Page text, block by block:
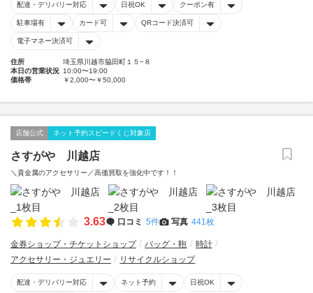
配達・デリバリー対応 日祝OK クーポン有
駐車場有 カード可 QRコード決済可
電子マネー決済可
住所
埼玉県川越市脇田町１５−８
本日の営業状況 10:00〜19:00
価格帯
￥2,000〜￥50,000
店舗公式 ネット予約スピードくじ対象店
さすがや 川越店
＼貴金属のアクセサリー／高価買取を強化中です！！
3.63 口コミ 5件 写真 441枚
金券ショップ・チケットショップ バッグ・鞄
時計
アクセサリー・ジュエリー
リサイクルショップ
配達・デリバリー対応 ネット予約 日祝OK